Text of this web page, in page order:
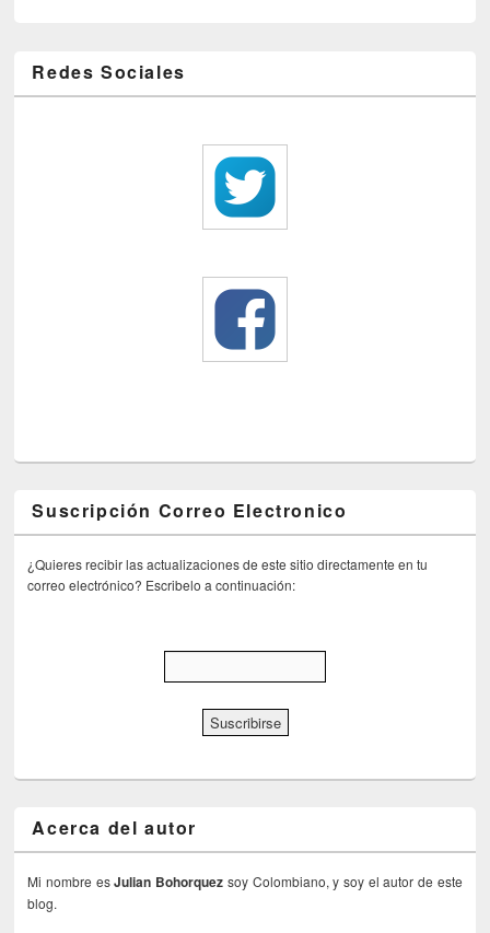
Redes Sociales
Suscripción Correo Electronico
¿Quieres recibir las actualizaciones de este sitio directamente en tu
correo electrónico? Escribelo a continuación:
Acerca del autor
Mi nombre esJulian Bohorquez soy Colombiano, y soy el autor de este
blog.